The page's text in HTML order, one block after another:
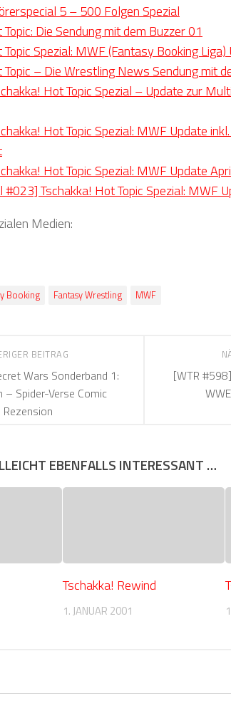
5 – 500 Folgen Spezial
Die Sendung mit dem Buzzer 01
Spezial: MWF (Fantasy Booking Liga)
Topic – Die Wrestling News Sendung mit
Hot Topic Spezial – Update zur
Hot Topic Spezial: MWF Update
Hot Topic Spezial: MWF Update
#023] Tschakka! Hot Topic Spezial: MWF
Medien:
Booking Fantasy Wrestling MWF
[WTR
BEITRAG
Wars Sonderband 1:
– Spider-Verse Comic
Rezension
EBENFALLS INTERESSANT …
Tschakka! Rewind
1. JANUAR 2001